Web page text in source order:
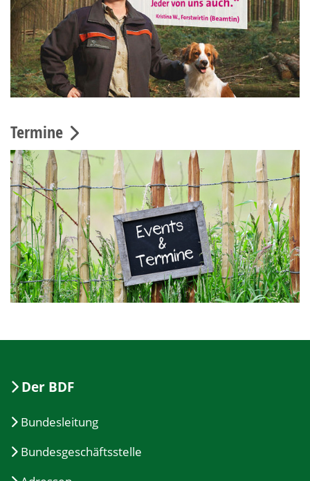
Termine
Der BDF
Bundesleitung
Bundesgeschäftsstelle